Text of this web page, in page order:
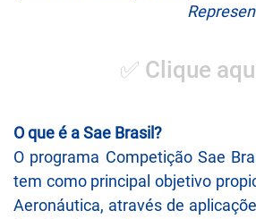
✅ Clique
O que é a Sae Brasil?
O programa Competição Sae
tem como principal objetivo
Aeronáutica, através de